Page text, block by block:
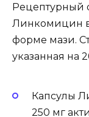
Рецептурный
Линкомицин в
форме мази.
указанная на
Капсулы
250 мг